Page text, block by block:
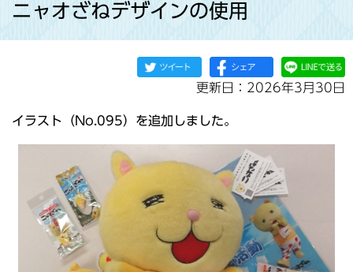
で
ニャオざねデザインの使用
更新日：2026年3月30日
イラスト（No.095）を追加しました。